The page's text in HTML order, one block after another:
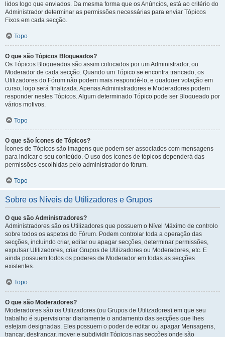
lidos logo que enviados. Da mesma forma que os Anúncios, está ao critério do
Administrador determinar as permissões necessárias para enviar Tópicos
Fixos em cada secção.
Topo
O que são Tópicos Bloqueados?
Os Tópicos Bloqueados são assim colocados por um Administrador, ou
Moderador de cada secção. Quando um Tópico se encontra trancado, os
Utilizadores do Fórum não podem mais respondê-lo, e qualquer votação em
curso, logo será finalizada. Apenas Administradores e Moderadores podem
responder nestes Tópicos. Algum determinado Tópico pode ser Bloqueado por
vários motivos.
Topo
O que são ícones de Tópicos?
Ícones de Tópicos são imagens que podem ser associados com mensagens
para indicar o seu conteúdo. O uso dos ícones de tópicos dependerá das
permissões escolhidas pelo administrador do fórum.
Topo
Sobre os Níveis de Utilizadores e Grupos
O que são Administradores?
Administradores são os Utilizadores que possuem o Nível Máximo de controlo
sobre todos os aspetos do Fórum. Podem controlar toda a operação das
secções, incluindo criar, editar ou apagar secções, determinar permissões,
expulsar Utilizadores, criar Grupos de Utilizadores ou Moderadores, etc. E
ainda possuem todos os poderes de Moderador em todas as secções
existentes.
Topo
O que são Moderadores?
Moderadores são os Utilizadores (ou Grupos de Utilizadores) em que seu
trabalho é supervisionar diariamente o andamento das secções que lhes
estejam designadas. Eles possuem o poder de editar ou apagar Mensagens,
trancar, destrancar, mover e subdividir Tópicos nas secções onde são